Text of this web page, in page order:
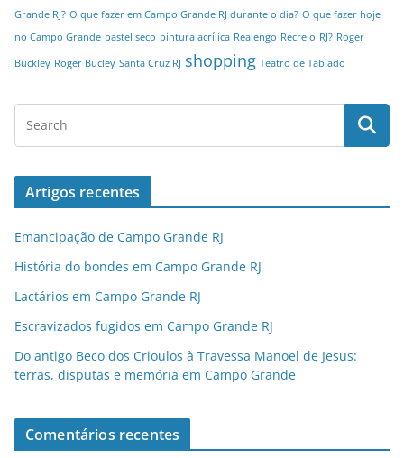
Grande RJ? O que fazer em Campo Grande RJ durante o dia? O que fazer hoje
no Campo Grande pastel seco pintura acrílica Realengo Recreio RJ? Roger
Buckley Roger Bucley Santa Cruz RJ shopping Teatro de Tablado
Artigos recentes
Emancipação de Campo Grande RJ
História do bondes em Campo Grande RJ
Lactários em Campo Grande RJ
Escravizados fugidos em Campo Grande RJ
Do antigo Beco dos Crioulos à Travessa Manoel de Jesus:
terras, disputas e memória em Campo Grande
Comentários recentes